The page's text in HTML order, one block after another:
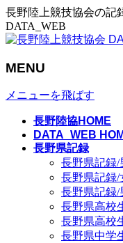
長野陸上競技協会の記
DATA_WEB
MENU
メニューを飛ばす
長野陸協HOME
DATA_WEB
長野県記録
長野県記録/
長野県記録/
長野県記録/
長野県高校
長野県高校
長野県中学